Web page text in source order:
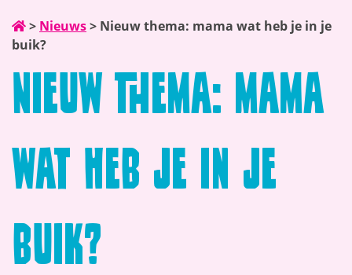
> Nieuws> Nieuw thema: mama wat heb je in je
buik?
Nieuw thema: mama
wat heb je in je
buik?